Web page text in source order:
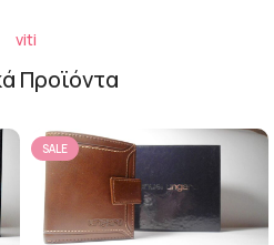
viti
Προϊόντα
SALE